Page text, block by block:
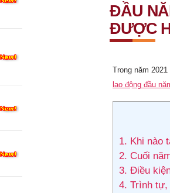
ĐẦU
ĐƯỢC
Trong năm
lao động đầu
1. Khi nào
2. Cuối
3. Điều
4. Trình tự,